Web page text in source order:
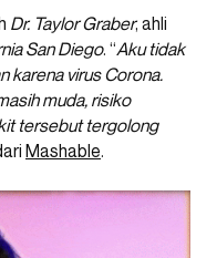
Dr. Taylor Graber, ahli
San Diego. “Aku tidak
karena virus Corona.
muda, risiko
tersebut tergolong
Mashable.